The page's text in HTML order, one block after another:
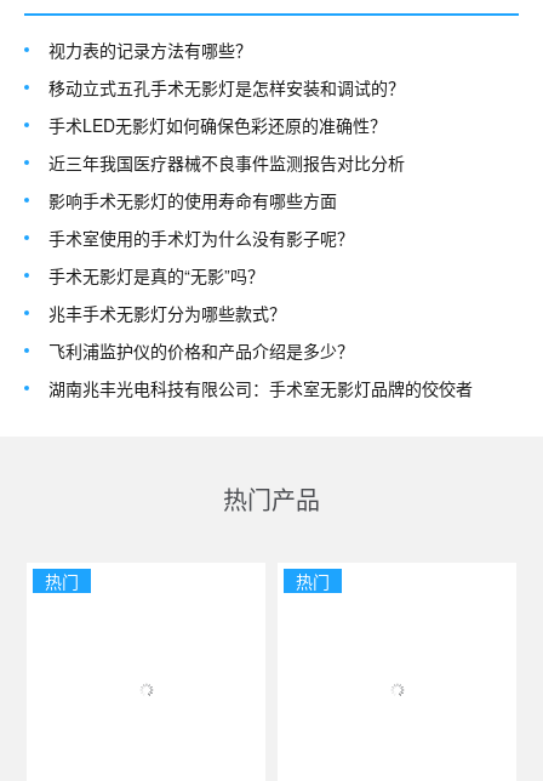
视力表的记录方法有哪些？
移动立式五孔手术无影灯是怎样安装和调试的？
手术LED无影灯如何确保色彩还原的准确性？
近三年我国医疗器械不良事件监测报告对比分析
影响手术无影灯的使用寿命有哪些方面
手术室使用的手术灯为什么没有影子呢？
手术无影灯是真的“无影”吗？
兆丰手术无影灯分为哪些款式？
飞利浦监护仪的价格和产品介绍是多少？
湖南兆丰光电科技有限公司：手术室无影灯品牌的佼佼者
热门产品
热门 热门